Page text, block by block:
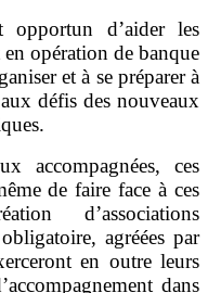
d’aider les
en opération de banque
et à se préparer à
défis des nouveaux
accompagnées, ces
de faire face à ces
d’associations
agréées par
en outre leurs
dans